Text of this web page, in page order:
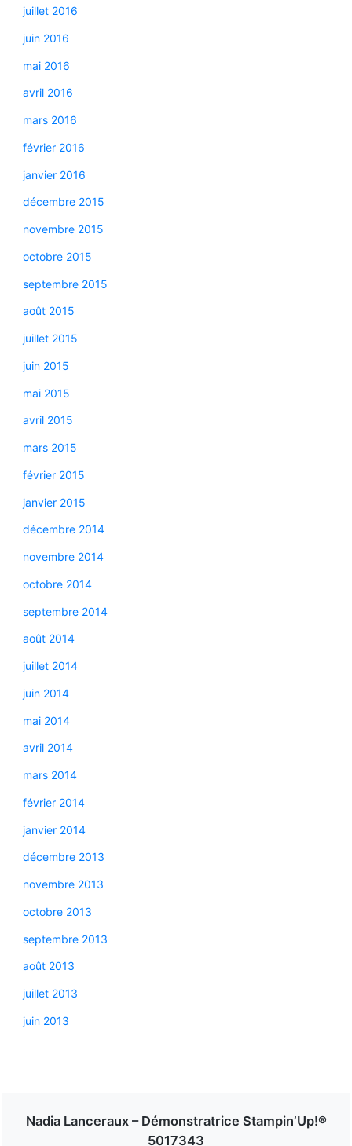
juillet 2016
juin 2016
mai 2016
avril 2016
mars 2016
février 2016
janvier 2016
décembre 2015
novembre 2015
octobre 2015
septembre 2015
août 2015
juillet 2015
juin 2015
mai 2015
avril 2015
mars 2015
février 2015
janvier 2015
décembre 2014
novembre 2014
octobre 2014
septembre 2014
août 2014
juillet 2014
juin 2014
mai 2014
avril 2014
mars 2014
février 2014
janvier 2014
décembre 2013
novembre 2013
octobre 2013
septembre 2013
août 2013
juillet 2013
juin 2013
Nadia Lanceraux – Démonstratrice Stampin’Up!®
5017343